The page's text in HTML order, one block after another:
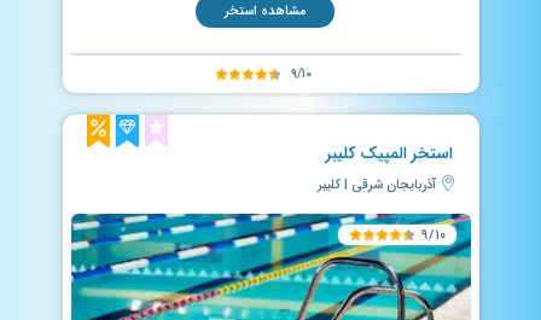
مشاهده استخر
۹/۱۰
استخر المپیک کلیبر
آذربایجان شرقی | کلیبر
۹/۱۰